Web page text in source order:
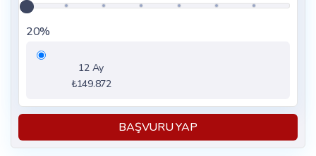
20%
12 Ay
₺149.872
BAŞVURU YAP